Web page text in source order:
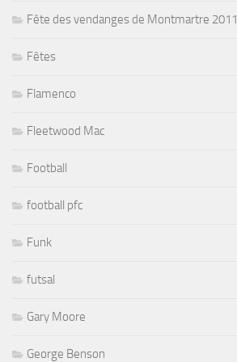
Fête des vendanges de Montmartre 2011
Fêtes
Flamenco
Fleetwood Mac
Football
football pfc
Funk
futsal
Gary Moore
George Benson